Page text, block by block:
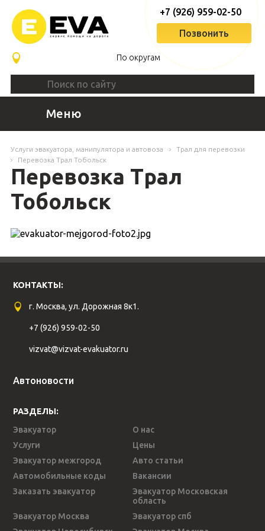
По округам
+7 (926) 959-02-50
Позвонить
Меню
Услуги эвакуатора, манипулятора и автовоза
Трал для перевозки
Перевозка Трал Тобольск
Перевозка Трал
Тобольск
КОНТАКТЫ:
г. Москва, ул. Дорожная 8к1.
+7 (926) 959-02-50
vizvat@vizvat-evakuator.ru
Автоновости
РАЗДЕЛЫ:
Эвакуатор
О нас
Услуги
Цены
Эвакуатор межгород
Авто статьи
Автомобильные коды
Вакансии
Заказать эвакуатор
Эвакуатор Московская
область
Эвакуатор Москва
Эвакуатор спб